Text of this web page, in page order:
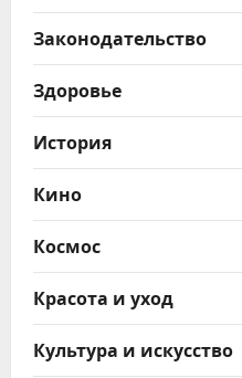
Законодательство
Здоровье
История
Кино
Космос
Красота и уход
Культура и искусство